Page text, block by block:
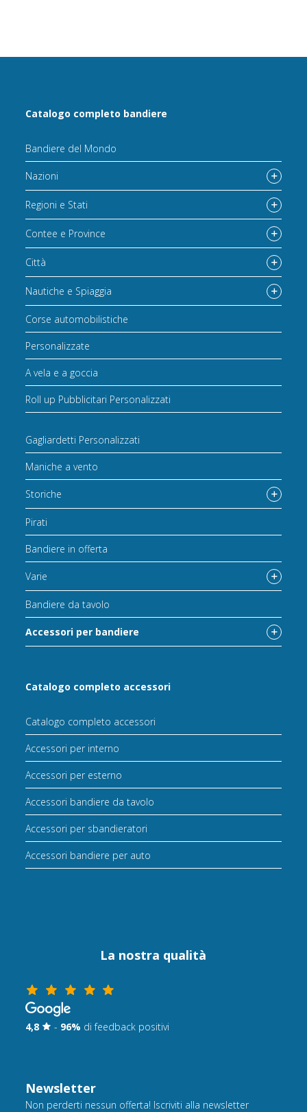
Catalogo completo bandiere
Bandiere del Mondo
Nazioni
Regioni e Stati
Contee e Province
Città
Nautiche e Spiaggia
Corse automobilistiche
Personalizzate
A vela e a goccia
Roll up Pubblicitari Personalizzati
Gagliardetti Personalizzati
Maniche a vento
Storiche
Pirati
Bandiere in offerta
Varie
Bandiere da tavolo
Accessori per bandiere
Catalogo completo accessori
Catalogo completo accessori
Accessori per interno
Accessori per esterno
Accessori bandiere da tavolo
Accessori per sbandieratori
Accessori bandiere per auto
La nostra qualità
4,8 - 96% di feedback positivi
Newsletter
Non perderti nessun offerta! Iscriviti alla newsletter